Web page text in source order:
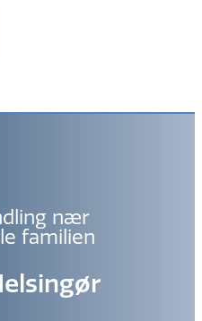
nær
familien